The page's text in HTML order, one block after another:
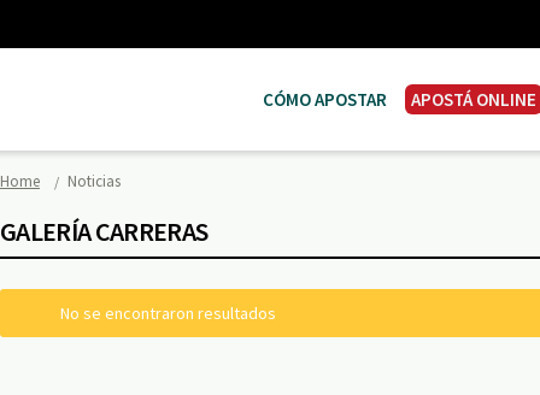
CÓMO APOSTAR APOSTÁ ONLINE
Home Noticias
GALERÍA CARRERAS
No se encontraron resultados